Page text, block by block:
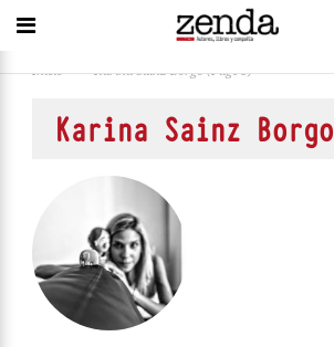
Inicio > Karina Sainz Borgo(Page 5)
Karina Sainz Borgo